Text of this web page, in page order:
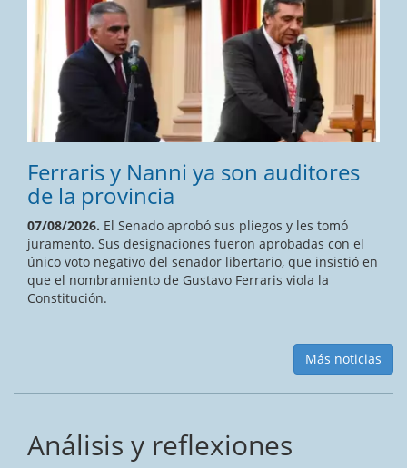
Ferraris y Nanni ya son auditores
de la provincia
07/08/2026. El Senado aprobó sus pliegos y les tomó
juramento. Sus designaciones fueron aprobadas con el
único voto negativo del senador libertario, que insistió en
que el nombramiento de Gustavo Ferraris viola la
Constitución.
Más noticias
Análisis y reflexiones